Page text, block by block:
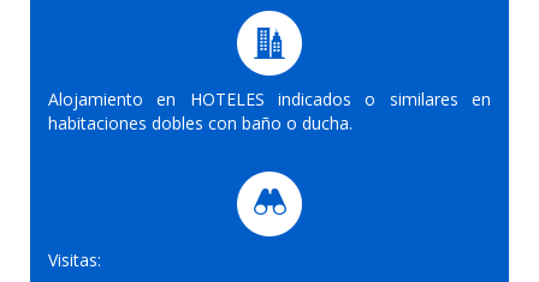
Alojamiento en HOTELES indicados o similares en
habitaciones dobles con baño o ducha.
Visitas: